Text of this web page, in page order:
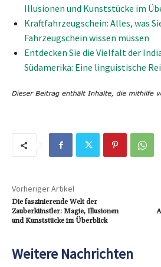
Illusionen und Kunststücke im
Kraftfahrzeugschein: Alles, was
Fahrzeugschein wissen müssen
Entdecken Sie die Vielfalt der
Südamerika: Eine linguistische
Vorheriger Artikel
Die faszinierende Welt der
Zauberkünstler: Magie, Illusionen
und Kunststücke im Überblick
Weitere Nachrichten